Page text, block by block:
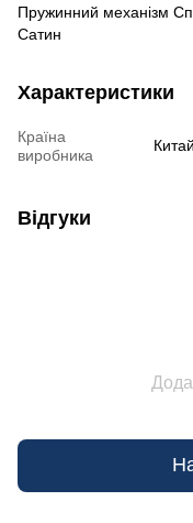
Пружинний механізм
Сатин
Характеристики
Країна
виробника
Китай
Відгуки